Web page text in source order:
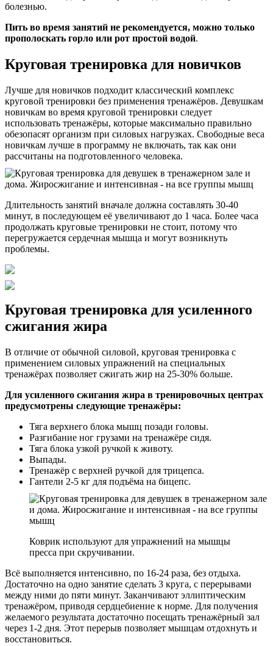
болезнью.
Пить во время занятий не рекомендуется, можно только
прополоскать горло или рот простой водой.
Круговая тренировка для новичков
Лучше для новичков подходит классический комплекс
круговой тренировки без применения тренажёров. Девушкам
новичкам во время круговой тренировки следует
использовать тренажёры, которые максимально правильно
обезопасят организм при силовых нагрузках. Свободные веса
новичкам лучше в программу не включать, так как они
рассчитаны на подготовленного человека.
Длительность занятий вначале должна составлять 30-40
минут, в последующем её увеличивают до 1 часа. Более часа
продолжать круговые тренировки не стоит, потому что
перегружается сердечная мышца и могут возникнуть
проблемы.
Круговая тренировка для усиленного
сжигания жира
В отличие от обычной силовой, круговая тренировка с
применением силовых упражнений на специальных
тренажёрах позволяет сжигать жир на 25-30% больше.
Для усиленного сжигания жира в тренировочных центрах
предусмотрены следующие тренажёры:
Тяга верхнего блока мышц позади головы.
Разгибание ног грузами на тренажёре сидя.
Тяга блока узкой ручкой к животу.
Выпады.
Тренажёр с верхней ручкой для трицепса.
Гантели 2-5 кг для подъёма на бицепс.
Коврик используют для упражнений на мышцы
пресса при скручивании.
Всё выполняется интенсивно, по 16-24 раза, без отдыха.
Достаточно на одно занятие сделать 3 круга, с перерывами
между ними до пяти минут. Заканчивают эллиптическим
тренажёром, приводя сердцебиение к норме. Для получения
желаемого результата достаточно посещать тренажёрный зал
через 1-2 дня. Этот перерыв позволяет мышцам отдохнуть и
восстановиться.